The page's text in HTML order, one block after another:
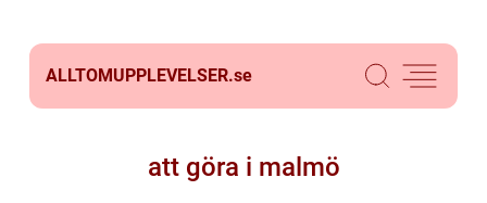
ALLTOMUPPLEVELSER.se
att göra i malmö